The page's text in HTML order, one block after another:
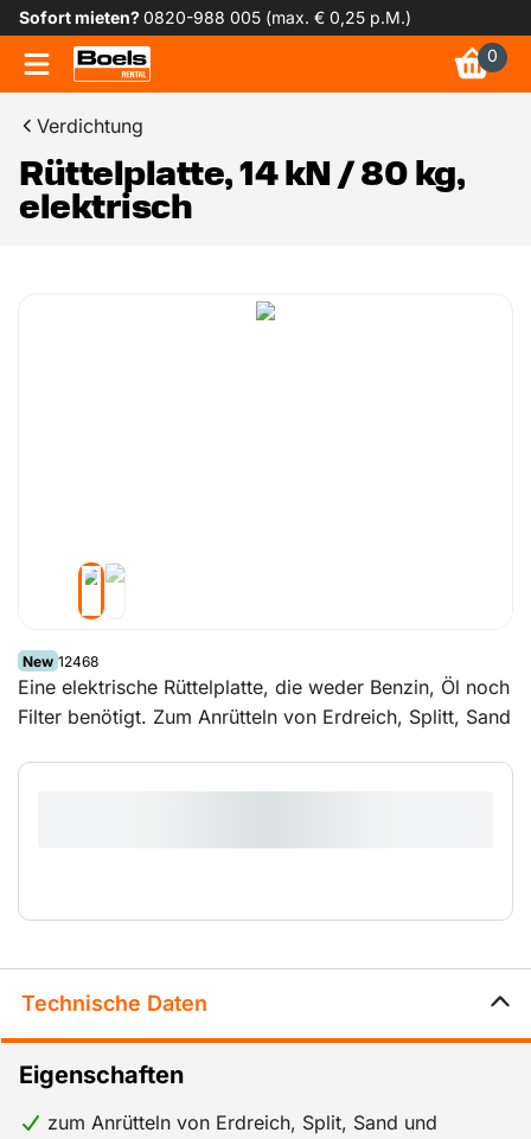
Sofort mieten?0820-988 005 (max. € 0,25 p.M.)
0
Verdichtung
Rüttelplatte, 14 kN / 80 kg,
elektrisch
New 12468
Eine elektrische Rüttelplatte, die weder Benzin, Öl noch
Filter benötigt. Zum Anrütteln von Erdreich, Splitt, Sand
Terrassen geeignet.
Technische Daten
Eigenschaften
zum Anrütteln von Erdreich, Split, Sand und